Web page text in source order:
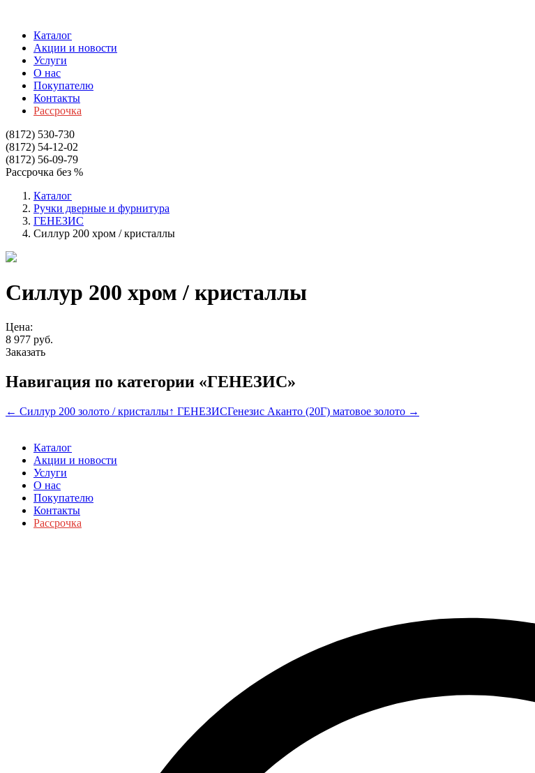
Каталог
Акции и новости
Услуги
О нас
Покупателю
Контакты
Рассрочка
(8172) 530-730
(8172) 54-12-02
(8172) 56-09-79
Рассрочка без %
Каталог
Ручки дверные и фурнитура
ГЕНЕЗИС
Силлур 200 хром / кристаллы
Силлур 200 хром / кристаллы
Цена:
8 977 руб.
Заказать
Навигация по категории «ГЕНЕЗИС»
← Силлур 200 золото / кристаллы↑ ГЕНЕЗИСГенезис Аканто (20Г) матовое золото →
Каталог
Акции и новости
Услуги
О нас
Покупателю
Контакты
Рассрочка